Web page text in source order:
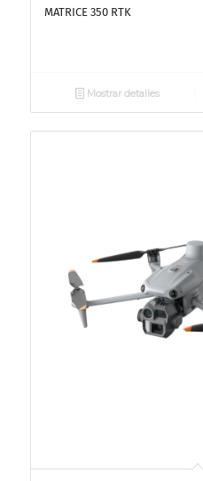
MATRICE 350 RTK
Mostrar detalles